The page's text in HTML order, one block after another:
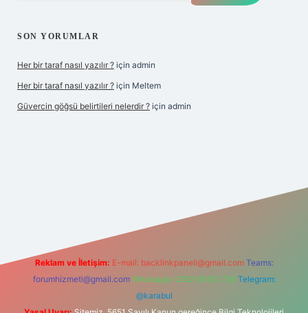
SON YORUMLAR
Her bir taraf nasıl yazılır ? için admin
Her bir taraf nasıl yazılır ? için Meltem
Güvercin göğsü belirtileri nelerdir ? için admin
Reklam ve İletişim: E-mail: backlinkpaneli@gmail.com Teams:
forumhizmeti@gmail.com Whatsapp: 0262 606 0 726 Telegram:
@karabul